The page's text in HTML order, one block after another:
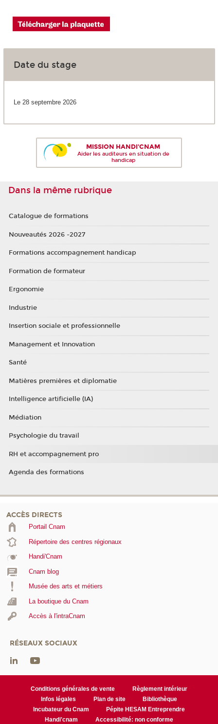
Date du stage
Le 28 septembre 2026
MISSION HANDI'CNAM
Aider les auditeurs en situation de
handicap
Dans la même rubrique
Catalogue de formations
Nouveautés 2026 -2027
Formations accompagnement handicap
Formation de formateur
Ergonomie
Industrie
Insertion sociale et professionnelle
Management et Innovation
Santé
Matières premières et diplomatie
Intelligence artificielle (IA)
Médiation
Psychologie du travail
RH et accompagnement pro
Agenda des formations
ACCÈS DIRECTS
Portail Cnam
Répertoire des centres régionaux
Handi'Cnam
Cnam blog
Musée des arts et métiers
La boutique du Cnam
Accès à l'intraCnam
RÉSEAUX SOCIAUX
Conditions générales de vente
Règlement intérieur
Infos légales
Plan de site
Bibliothèque
Incubateur du Cnam
Pépite HESAM Entreprendre
Handi'cnam
Accessibilité: non conforme